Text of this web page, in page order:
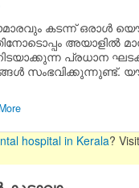
കടന്ന്‍ ഒരാള്‍
അയാളില്‍
പ്രധാന
സംഭവിക്കുന്നുണ്ട്.
hospital in Kerala?